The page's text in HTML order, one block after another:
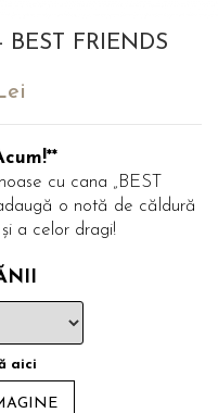
FRIENDS
cu cana „BEST
o notă de căldură
a celor dragi!
aici